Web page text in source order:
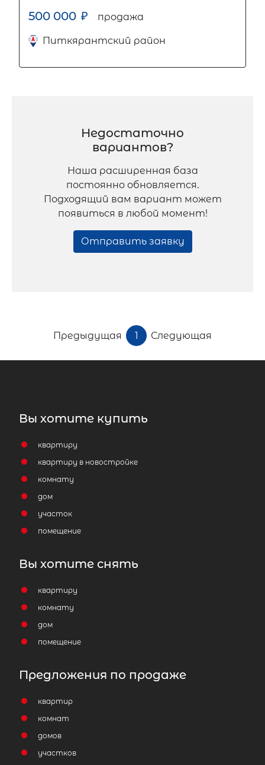
500 000 ₽ продажа
Питкярантский район
Недостаточно
вариантов?
Наша расширенная база
постоянно обновляется.
Подходящий вам вариант может
появиться в любой момент!
Отправить заявку
Предыдущая 1 Следующая
Вы хотите купить
квартиру
квартиру в новостройке
комнату
дом
участок
помещение
Вы хотите снять
квартиру
комнату
дом
помещение
Предложения по продаже
квартир
комнат
домов
участков